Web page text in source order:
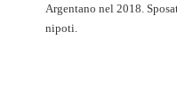
Argentano nel 2018.
nipoti.